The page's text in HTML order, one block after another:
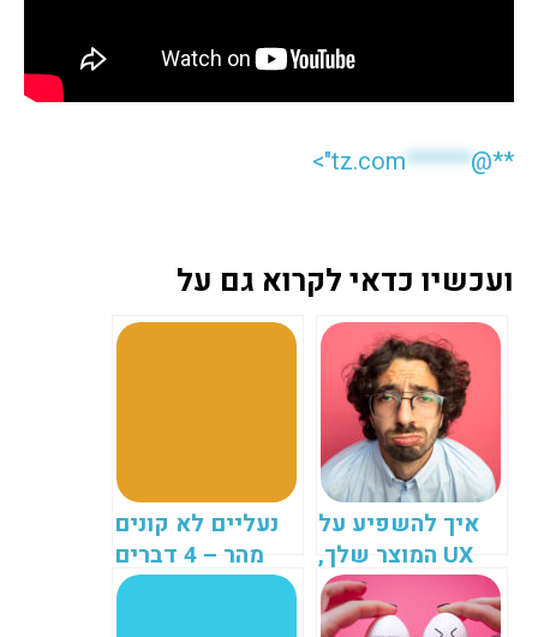
**@
******
tz.com">
ועכשיו כדאי לקרוא גם על
איך להשפיע על
UX המוצר שלך,
גם בפלטפורמות
צד שלישי
נעליים לא קונים
מהר – 4 דברים
שאפשר ללמוד